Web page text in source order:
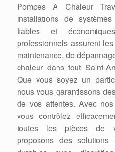
Pompes A Chaleur
installations de
fiables et
professionnels assurent
maintenance, de
chaleur dans tout Saint-
Que vous soyez un
nous vous garantissons
de vos attentes. Avec
vous contrôlez
toutes les pièces de
proposons des solutions